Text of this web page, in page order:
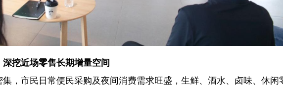
挖近场零售长期增量空间
，市民日常便民采购及夜间消费需求旺盛，生鲜、酒水、卤味、休闲